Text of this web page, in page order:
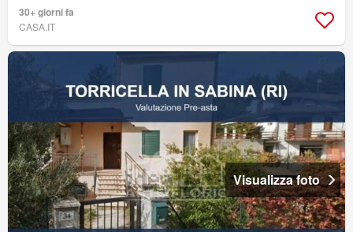
30+ giorni fa
CASA.IT
Visualizza foto